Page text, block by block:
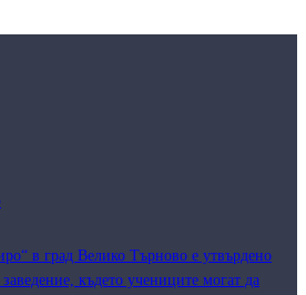
в град Велико Търново е утвърдено
където учениците могат да